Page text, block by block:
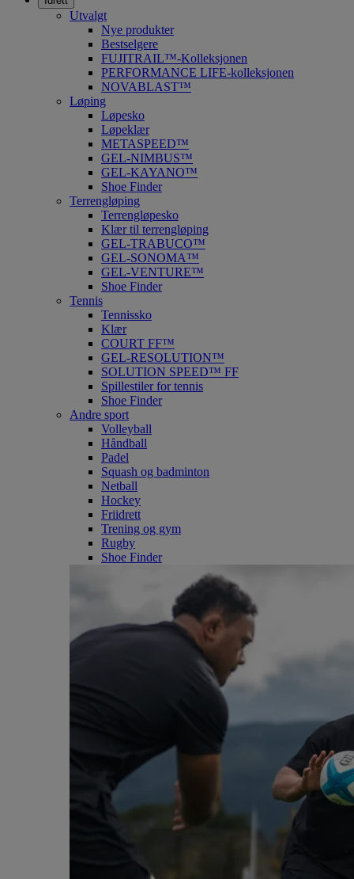
Utvalgt
Nye produkter
Bestselgere
FUJITRAIL™-Kolleksjonen
PERFORMANCE LIFE-kolleksjonen
NOVABLAST™
Løping
Løpesko
Løpeklær
METASPEED™
GEL-NIMBUS™
GEL-KAYANO™
Shoe Finder
Terrengløping
Terrengløpesko
Klær til terrengløping
GEL-TRABUCO™
GEL-SONOMA™
GEL-VENTURE™
Shoe Finder
Tennis
Tennissko
Klær
COURT FF™
GEL-RESOLUTION™
SOLUTION SPEED™ FF
Spillestiler for tennis
Shoe Finder
Andre sport
Volleyball
Håndball
Padel
Squash og badminton
Netball
Hockey
Friidrett
Trening og gym
Rugby
Shoe Finder